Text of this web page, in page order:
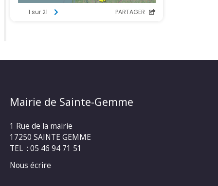
Mairie de Sainte-Gemme
1 Rue de la mairie
17250 SAINTE GEMME
TEL : 05 46 94 71 51
Nous écrire